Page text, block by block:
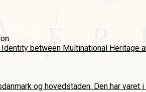
between Multinational Heritage
og hovedstaden. Den har varet i